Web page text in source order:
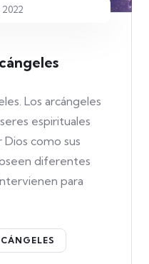
2022
Los arcángeles
espirituales
como sus
diferentes
para